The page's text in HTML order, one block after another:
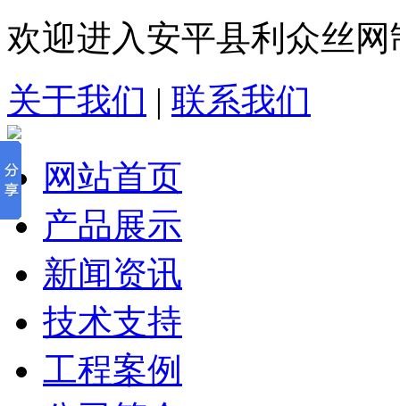
欢迎进入安平县利众丝
关于我们 | 联系我们
网站首页
产品展示
新闻资讯
技术支持
工程案例